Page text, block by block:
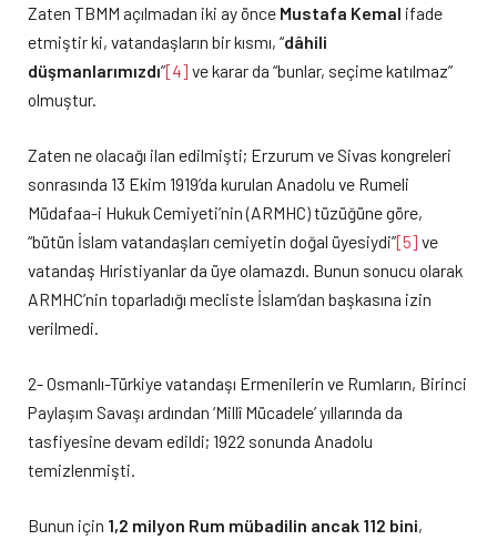
Zaten TBMM açılmadan iki ay önce Mustafa Kemal ifade
etmiştir ki, vatandaşların bir kısmı, “dâhili
düşmanlarımızdı”[4] ve karar da “bunlar, seçime katılmaz”
olmuştur.
Zaten ne olacağı ilan edilmişti; Erzurum ve Sivas kongreleri
sonrasında 13 Ekim 1919’da kurulan Anadolu ve Rumeli
Müdafaa-i Hukuk Cemiyeti’nin (ARMHC) tüzüğüne göre,
“bütün İslam vatandaşları cemiyetin doğal üyesiydi”[5] ve
vatandaş Hıristiyanlar da üye olamazdı. Bunun sonucu olarak
ARMHC’nin toparladığı mecliste İslam’dan başkasına izin
verilmedi.
2- Osmanlı-Türkiye vatandaşı Ermenilerin ve Rumların, Birinci
Paylaşım Savaşı ardından ‘Millî Mücadele’ yıllarında da
tasfiyesine devam edildi; 1922 sonunda Anadolu
temizlenmişti.
Bunun için 1,2 milyon Rum mübadilin ancak 112 bini,